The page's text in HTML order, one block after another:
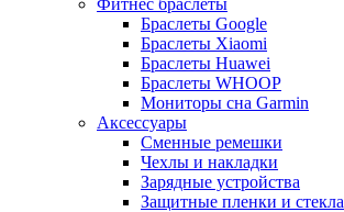
Фитнес браслеты
Браслеты Google
Браслеты Xiaomi
Браслеты Huawei
Браслеты WHOOP
Мониторы сна Garmin
Аксессуары
Сменные ремешки
Чехлы и накладки
Зарядные устройства
Защитные пленки и стекла